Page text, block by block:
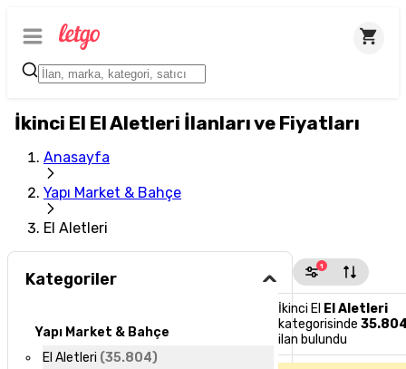
İkinci El El Aletleri İlanları ve Fiyatları
Anasayfa
Yapı Market & Bahçe
El Aletleri
Kategoriler
Yapı Market & Bahçe
El Aletleri (35.804)
1
İkinci El El Aletleri
kategorisinde
ilan bulundu